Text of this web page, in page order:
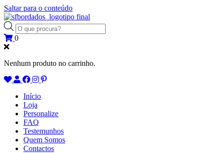
Saltar para o conteúdo
Products
search
0
Nenhum produto no carrinho.
Início
Loja
Personalize
FAQ
Testemunhos
Quem Somos
Contactos